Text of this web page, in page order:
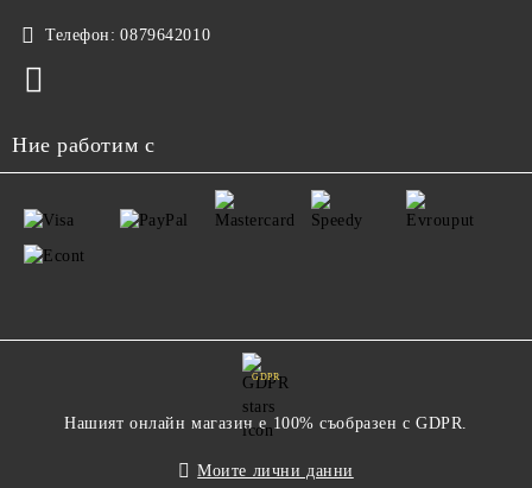
Телефон: 0879642010
Ние работим с
GDPR
Нашият онлайн магазин е 100% съобразен с GDPR.
Моите лични данни